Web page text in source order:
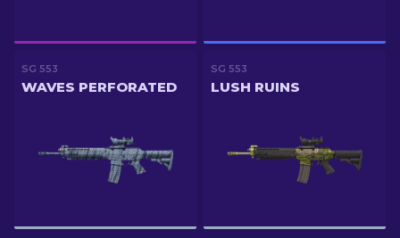
SG 553
WAVES PERFORATED
SG 553
LUSH RUINS